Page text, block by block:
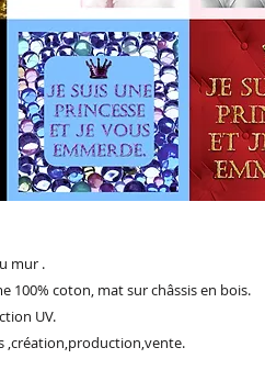
mur .
100% coton, mat sur châssis en bois.
UV.
,création,production,vente.